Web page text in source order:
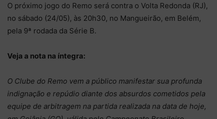
O próximo jogo do Remo será contra o Volta Redonda (RJ),
no sábado (24/05), às 20h30, no Mangueirão, em Belém,
pela 9ª rodada da Série B.
Veja a nota na íntegra:
O Clube do Remo vem a público manifestar sua profunda
indignação e repúdio diante dos absurdos cometidos pela
equipe de arbitragem na partida realizada na data de hoje,